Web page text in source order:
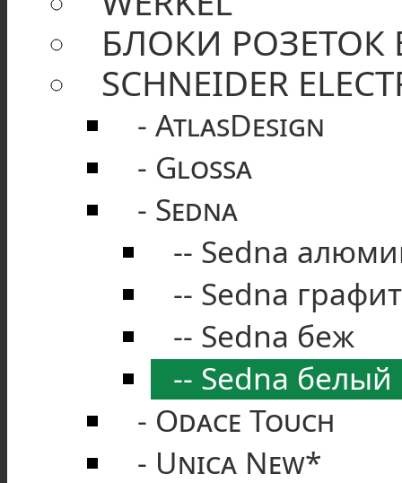
БЛОКИ
SCHNEIDER
AtlasDesign
Glossa
Sedna
Sedna
Sedna графит
Sedna беж
Sedna белый
Odace Touch
Unica New*